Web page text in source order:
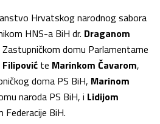
Hrvatskog narodnog sabora
HNS-a BiH dr. Draganom
domu Parlamentarne
te Marinkom Čavarom,
doma PS BiH, Marinom
naroda PS BiH, i Lidijom
Federacije BiH.